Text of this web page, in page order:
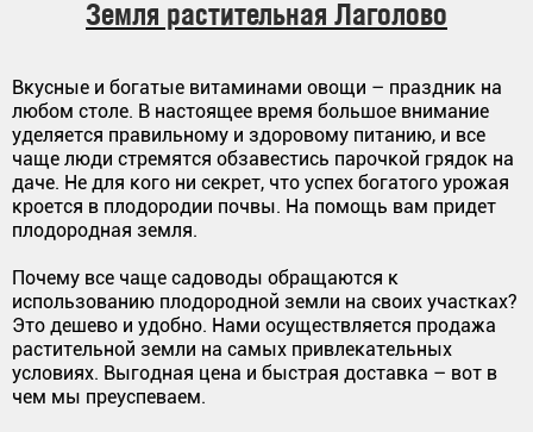
Земля растительная Лаголово
Вкусные и богатые витаминами овощи – праздник на
любом столе. В настоящее время большое внимание
уделяется правильному и здоровому питанию, и все
чаще люди стремятся обзавестись парочкой грядок на
даче. Не для кого ни секрет, что успех богатого урожая
кроется в плодородии почвы. На помощь вам придет
плодородная земля.
Почему все чаще садоводы обращаются к
использованию плодородной земли на своих участках?
Это дешево и удобно. Нами осуществляется продажа
растительной земли на самых привлекательных
условиях. Выгодная цена и быстрая доставка – вот в
чем мы преуспеваем.